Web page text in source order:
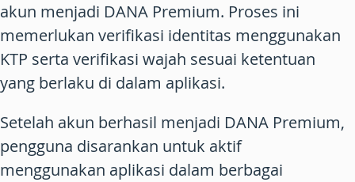
akun menjadi DANA Premium. Proses ini
memerlukan verifikasi identitas menggunakan
KTP serta verifikasi wajah sesuai ketentuan
yang berlaku di dalam aplikasi.
Setelah akun berhasil menjadi DANA Premium,
pengguna disarankan untuk aktif
menggunakan aplikasi dalam berbagai